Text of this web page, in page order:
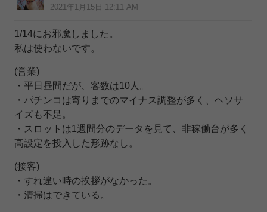
2021年1月15日 12:11 AM
1/14にお邪魔しました。
私は使わないです。
(営業)
・平日昼間だが、客数は10人。
・パチンコは寄りまでのマイナス調整が多く、ヘソサ
イズも不足。
・スロットは1週間分のデータを見て、非稼働台が多く
高設定を投入した形跡なし。
(接客)
・すれ違い時の挨拶がなかった。
・清掃はできている。